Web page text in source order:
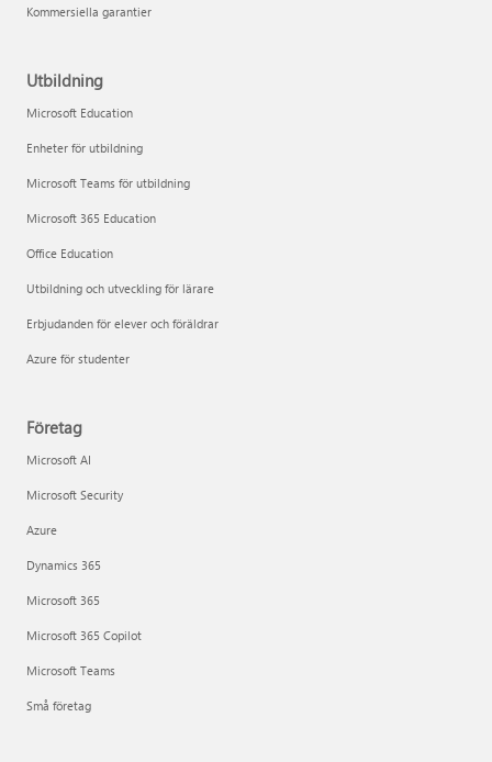
Kommersiella garantier
Utbildning
Microsoft Education
Enheter för utbildning
Microsoft Teams för utbildning
Microsoft 365 Education
Office Education
Utbildning och utveckling för lärare
Erbjudanden för elever och föräldrar
Azure för studenter
Företag
Microsoft AI
Microsoft Security
Azure
Dynamics 365
Microsoft 365
Microsoft 365 Copilot
Microsoft Teams
Små företag